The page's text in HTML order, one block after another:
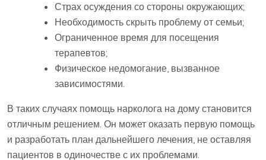
Страх осуждения со стороны окружающих;
Необходимость скрыть проблему от семьи;
Ограниченное время для посещения
терапевтов;
Физическое недомогание, вызванное
зависимостями.
В таких случаях помощь нарколога на дому становится
отличным решением. Он может оказать первую помощь
и разработать план дальнейшего лечения, не оставляя
пациентов в одиночестве с их проблемами.